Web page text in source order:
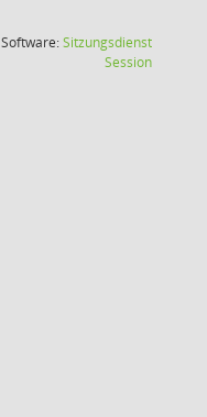
Software:Sitzungsdienst
Session(Wird in